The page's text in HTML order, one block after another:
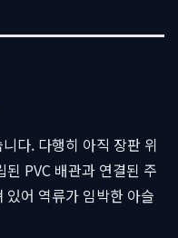
다. 다행히 아직 장판 위
PVC 배관과 연결된 주
어 역류가 임박한 아슬